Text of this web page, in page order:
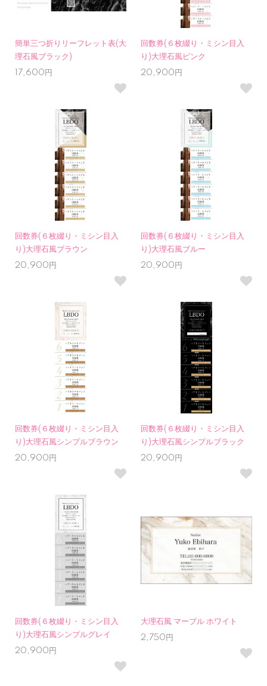
簡単三つ折りリーフレット表(大
理石風ブラック)
17,600円
回数券(６枚綴り・ミシン目入
り)大理石風ピンク
20,900円
回数券(６枚綴り・ミシン目入
り)大理石風ブラウン
20,900円
回数券(６枚綴り・ミシン目入
り)大理石風ブルー
20,900円
回数券(６枚綴り・ミシン目入
り)大理石風シンプルブラウン
20,900円
回数券(６枚綴り・ミシン目入
り)大理石風シンプルブラック
20,900円
回数券(６枚綴り・ミシン目入
り)大理石風シンプルグレイ
20,900円
大理石風 マーブル ホワイト
2,750円